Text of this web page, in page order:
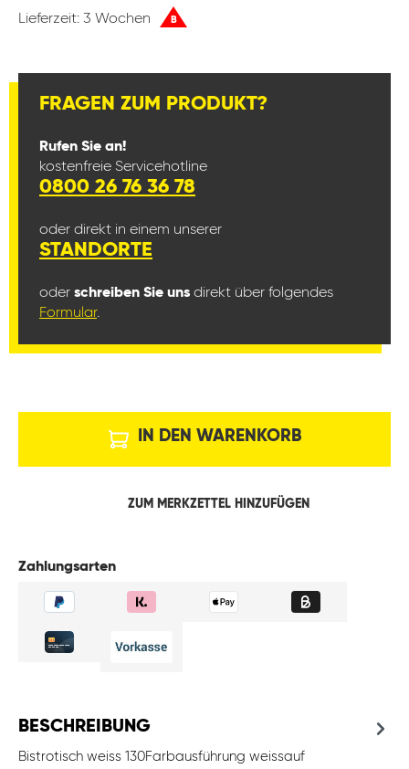
Lieferzeit: 3 Wochen B
FRAGEN ZUM PRODUKT?
Rufen Sie an!
kostenfreie Servicehotline
0800 26 76 36 78
oder direkt in einem unserer
STANDORTE
oder schreiben Sie uns direkt über folgendes
Formular.
IN DEN WARENKORB
ZUM MERKZETTEL HINZUFÜGEN
Zahlungsarten
BESCHREIBUNG
Bistrotisch weiss 130Farbausführung weissauf